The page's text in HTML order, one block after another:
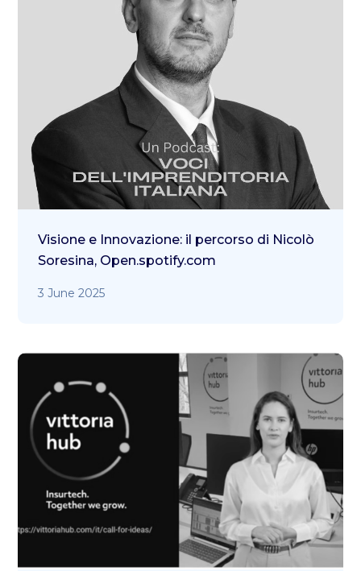
Visione e Innovazione: il percorso di Nicolò
Soresina, Open.spotify.com
3 June 2025